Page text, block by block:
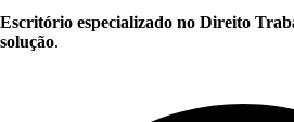
Escritório especializado no Direito
solução.